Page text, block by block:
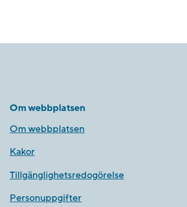
Om webbplatsen
Om webbplatsen
Kakor
Tillgänglighetsredogörelse
Personuppgifter